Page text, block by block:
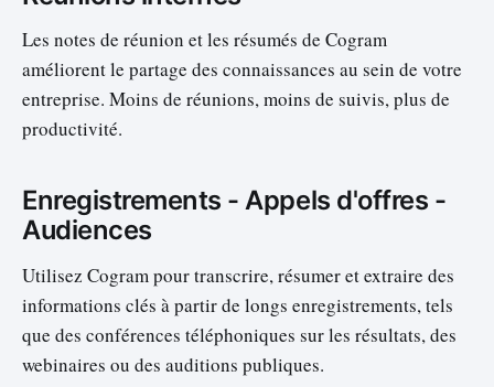
Les notes de réunion et les résumés de Cogram
améliorent le partage des connaissances au sein de votre
entreprise. Moins de réunions, moins de suivis, plus de
productivité.
Enregistrements - Appels d'offres -
Audiences
Utilisez Cogram pour transcrire, résumer et extraire des
informations clés à partir de longs enregistrements, tels
que des conférences téléphoniques sur les résultats, des
webinaires ou des auditions publiques.